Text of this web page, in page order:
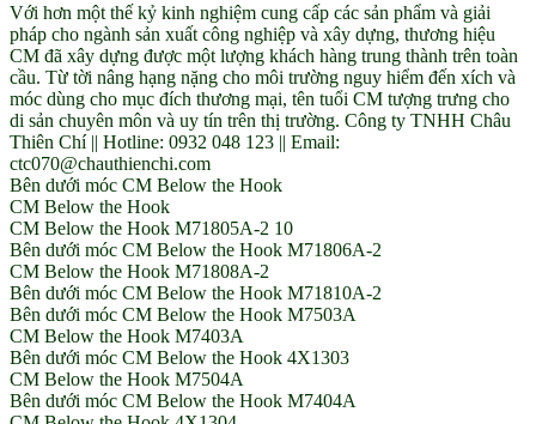
Với hơn một thế kỷ kinh nghiệm cung cấp các sản phẩm và giải
pháp cho ngành sản xuất công nghiệp và xây dựng, thương hiệu
CM đã xây dựng được một lượng khách hàng trung thành trên toàn
cầu. Từ tời nâng hạng nặng cho môi trường nguy hiểm đến xích và
móc dùng cho mục đích thương mại, tên tuổi CM tượng trưng cho
di sản chuyên môn và uy tín trên thị trường. Công ty TNHH Châu
Thiên Chí || Hotline: 0932 048 123 || Email:
ctc070@chauthienchi.com
Bên dưới móc CM Below the Hook
CM Below the Hook
CM Below the Hook M71805A-2 10
Bên dưới móc CM Below the Hook M71806A-2
CM Below the Hook M71808A-2
Bên dưới móc CM Below the Hook M71810A-2
Bên dưới móc CM Below the Hook M7503A
CM Below the Hook M7403A
Bên dưới móc CM Below the Hook 4X1303
CM Below the Hook M7504A
Bên dưới móc CM Below the Hook M7404A